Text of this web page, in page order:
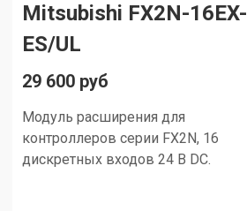
Mitsubishi FX2N-16EX-
ES/UL
29 600 руб
Модуль расширения для
контроллеров серии FX2N, 16
дискретных входов 24 В DC.